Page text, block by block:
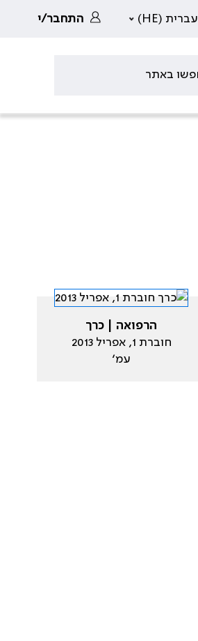
עברית (HE) התחבר/י
הרפואה | כרך
חוברת 1, אפריל 2013
עמ׳